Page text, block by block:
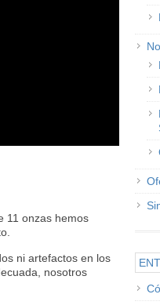
11 onzas hemos
ni artefactos en los
nosotros